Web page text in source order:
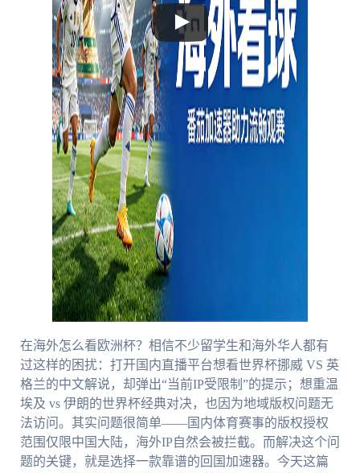
在海外怎么看欧洲杯？相信不少留学生和海外华人都有
过这样的困扰：打开国内直播平台想看世界杯挪威 VS 英
格兰的中文解说，却弹出“当前IP受限制”的提示；想重温
埃及 vs 伊朗的世界杯经典对决，也因为地域版权问题无
法访问。其实问题很简单——国内体育赛事的版权授权
范围仅限中国大陆，海外IP自然会被拦截。而解决这个问
题的关键，就是选择一款靠谱的回国加速器。今天这篇